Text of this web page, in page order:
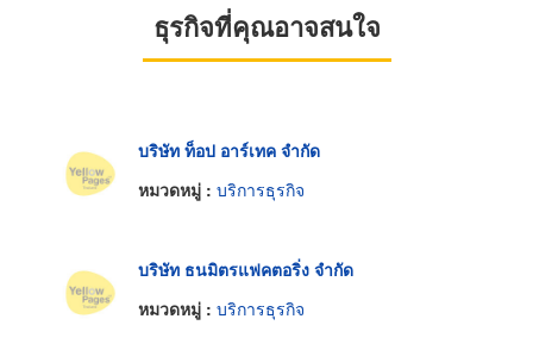
ธุรกิจที่คุณอาจสนใจ
บริษัท ท็อป อาร์เทค จำกัด
หมวดหมู่ : บริการธุรกิจ
บริษัท ธนมิตรแฟคตอริ่ง จำกัด
หมวดหมู่ : บริการธุรกิจ